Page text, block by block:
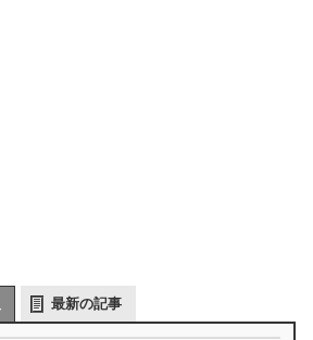
最新の記事